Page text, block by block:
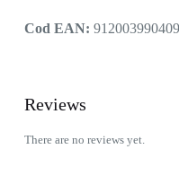
Cod EAN:
Reviews
There are no reviews yet.